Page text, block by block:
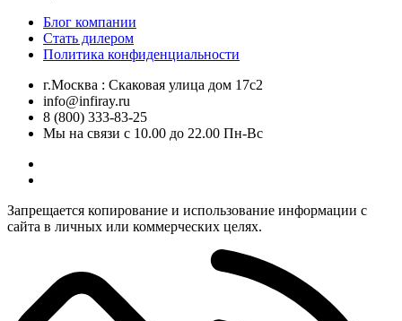
Блог компании
Стать дилером
Политика конфиденциальности
г.Москва : Скаковая улица дом 17с2
info@infiray.ru
8 (800) 333-83-25
Мы на связи с 10.00 до 22.00 Пн-Вс
Запрещается копирование и использование информации с
сайта в личных или коммерческих целях.